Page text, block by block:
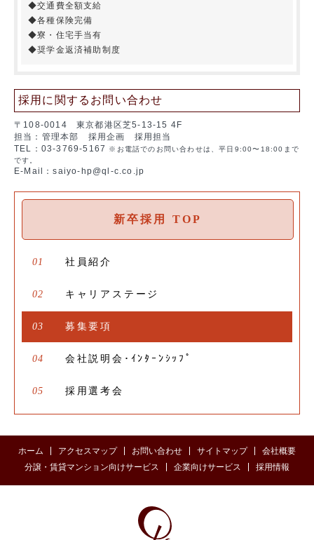
新卒採用 TOP
01 社員紹介
02 キャリアステージ
03 募集要項
04 会社説明会･ｲﾝﾀｰﾝｼｯﾌﾟ
05 採用選考会
◆交通費全額支給
◆各種保険完備
◆寮・住宅手当有
◆奨学金返済補助制度
採用に関するお問い合わせ
〒108-0014 東京都港区芝5-13-15 4F
担当：管理本部 採用企画 採用担当
TEL：03-3769-5167
※お電話でのお問い合わせは、平日9:00〜18:00まで
です。
E-Mail：saiyo-hp@ql-c.co.jp
ホーム アクセスマップ お問い合わせ サイトマップ
会社概要
分譲・賃貸マンション向けサービス
企業向けサービス 採用情報